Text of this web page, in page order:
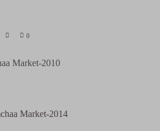
0
Market-2014